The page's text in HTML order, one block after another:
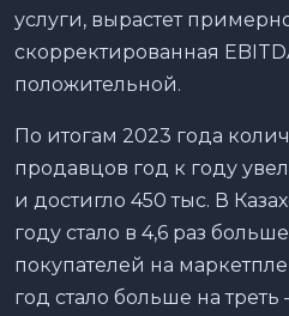
услуги, вырастет
скорректированная
положительной.
По итогам 2023 года
продавцов год к году
и достигло 450 тыс. В
году стало в 4,6 раз
покупателей на
год стало больше на треть